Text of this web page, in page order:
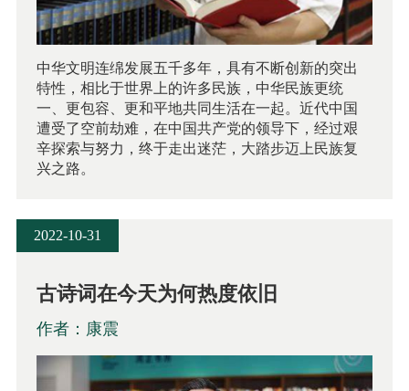
中华文明连绵发展五千多年，具有不断创新的突出
特性，相比于世界上的许多民族，中华民族更统
一、更包容、更和平地共同生活在一起。近代中国
遭受了空前劫难，在中国共产党的领导下，经过艰
辛探索与努力，终于走出迷茫，大踏步迈上民族复
兴之路。
2022-10-31
古诗词在今天为何热度依旧
作者：康震